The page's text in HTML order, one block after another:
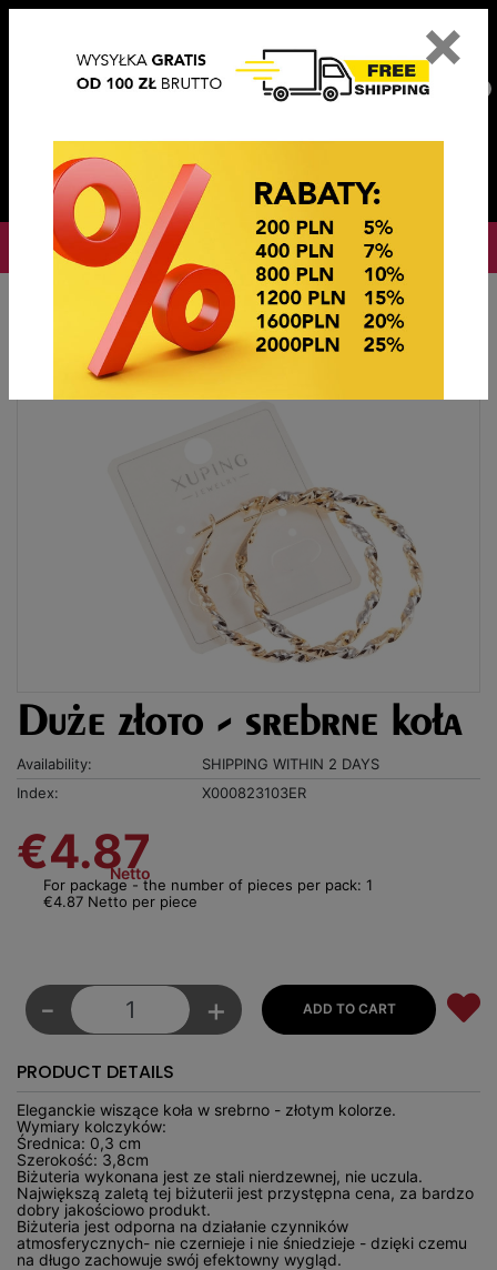
OKAZJE CENOWE
BIŻUTERIA STEEL/XUPING KOLCZYKI
Duże złoto - srebrne koła
Availability:
SHIPPING WITHIN 2 DAYS
Index:
X000823103ER
€4.87
Netto
For package - the number of pieces per pack: 1
€4.87 Netto per piece
- +
PRODUCT DETAILS
Eleganckie wiszące koła w srebrno - złotym kolorze.
Wymiary kolczyków:
Średnica: 0,3 cm
Szerokość: 3,8cm
Biżuteria wykonana jest ze stali nierdzewnej, nie uczula.
Największą zaletą tej biżuterii jest przystępna cena, za bardzo
dobry jakościowo produkt.
Biżuteria jest odporna na działanie czynników
atmosferycznych- nie czernieje i nie śniedzieje - dzięki czemu
na długo zachowuje swój efektowny wygląd.
×